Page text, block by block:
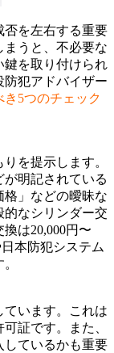
否を左右する重要
まうと、不必要な
鍵を取り付けられ
防犯アドバイザー
き5つのチェック
を提示します。
明記されている
」などの曖昧な
なシリンダー交
は20,000円〜
本防犯システム
ています。これは
証です。また、
しているかも重要